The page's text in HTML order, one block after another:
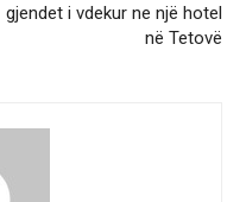
gjendet i vdekur ne një hotel
në Tetovë